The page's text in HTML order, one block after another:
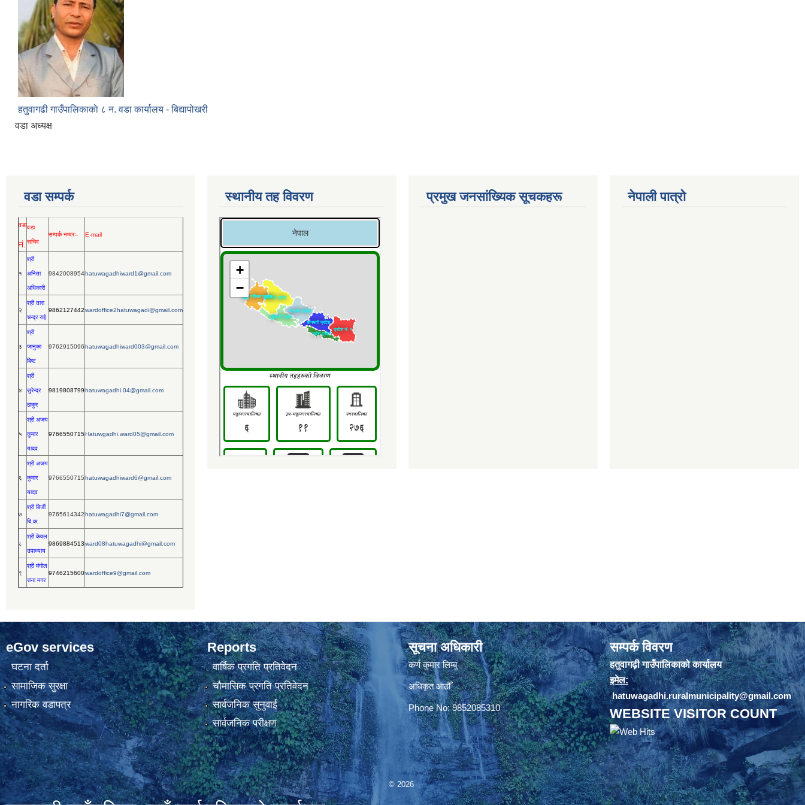
हतुवागढी गाउँपालिकाकाे ८ न. वडा कार्यालय - बिद्यापोखरी
वडा अध्यक्ष
वडा सम्पर्क
वडा
नं.
वडा
सचिव
सम्पर्क नम्वरः- E-mail
१
श्री
अनिता
अधिकारी
9842008954hatuwagadhiward1@gmail.com
२
श्री तारा
चन्द्र राई
9862127442wardoffice2hatuwagadi@gmail.com
३
श्री
जानुका
बिष्ट
9762915096hatuwagadhiward003@gmail.com
४
श्री
सुरेन्द्र
ठाकुर
9819808799hatuwagadhi.04@gmail.com
५
श्री अजय
कुमार
यादव
9766550715Hatuwgadhi.ward05@gmail.com
६
श्री अजय
कुमार
यादव
9766550715hatuwagadhiward6@gmail.com
७
श्री बिर्जी
बि.क.
9765614342hatuwagadhi7@gmail.com
८
श्री केवल
उपाध्याय
9869884513ward08hatuwagadhi@gmail.com
९
श्री मंगोल
राना मगर
9746215600wardoffice9@gmail.com
स्थानीय तह विवरण प्रमुख जनसांख्यिक सूचकहरू नेपाली पात्रो
eGov services
घटना दर्ता
सामाजिक सुरक्षा
नागरिक वडापत्र
Reports
वार्षिक प्रगति प्रतिवेदन
चौमासिक प्रगति प्रतिवेदन
सार्वजनिक सुनुवाई
सार्वजनिक परीक्षण
सूचना अधिकारी
कर्ण कुमार लिम्बु
अधिकृत आठौँ
Phone No: 9852085310
सम्पर्क विवरण
हतुवागढ़ी गाउँपालिकाको कार्यालय
इमेल:
hatuwagadhi.ruralmunicipality@gmail.com
WEBSITE VISITOR COUNT
© 2026